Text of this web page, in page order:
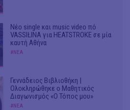
Νέο single και music video πό
VASSIŁINA για HEATSTROKE σε μία
καυτή Αθήνα
#ΝΕΑ
Γεννάδειος Βιβλιοθήκη |
Ολοκληρώθηκε ο Μαθητικός
Διαγωνισμός «Ο Τόπος μου»
#ΝΕΑ